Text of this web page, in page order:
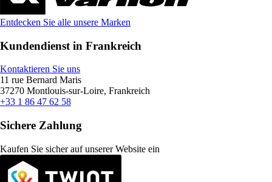
Entdecken Sie alle unsere Marken
Kundendienst in Frankreich
Kontaktieren Sie uns
11 rue Bernard Maris
37270 Montlouis-sur-Loire, Frankreich
+33 1 86 47 62 58
Sichere Zahlung
Kaufen Sie sicher auf unserer Website ein